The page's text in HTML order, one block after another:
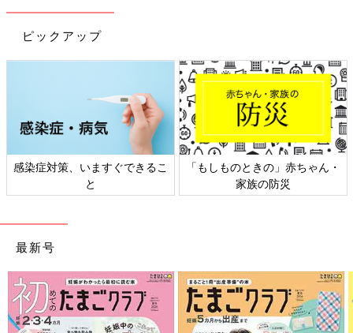
ピックアップ
感染症対策、いますぐできるこ
と
「もしものときの」赤ちゃん・
家族の防災
最新号